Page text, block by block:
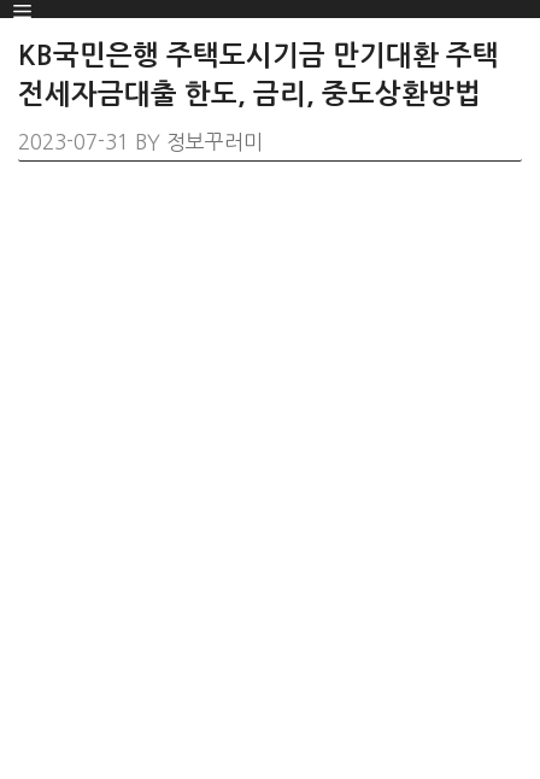
SKIP
TO
CONTENT
Menu
KB국민은행 주택도시기금 만기대환 주택
전세자금대출 한도, 금리, 중도상환방법
2023-07-31 BY 정보꾸러미